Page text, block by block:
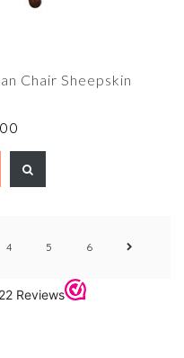
Chair Sheepskin
4 5 6